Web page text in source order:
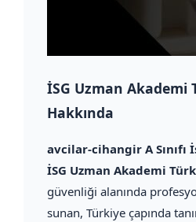
İSG Uzman Akademi
Hakkında
avcilar-cihangir A Sınıfı
İSG Uzman Akademi
güvenliği alanında
sunan, Türkiye çapında